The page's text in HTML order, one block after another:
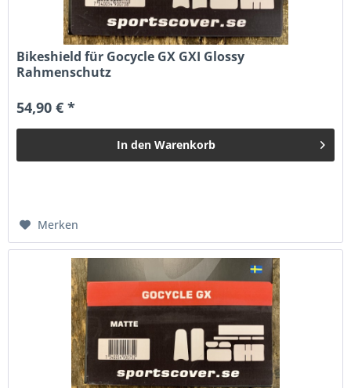
Bikeshield für Gocycle GX GXI Glossy
Rahmenschutz
54,90 € *
In den Warenkorb
Merken